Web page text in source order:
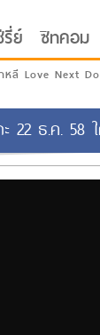
ย์ ซิทคอม
หลี Love Next
22 ธ.ค. 58